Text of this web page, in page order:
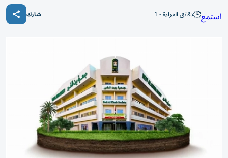
استمع دقائق القراءة - 1 شارك